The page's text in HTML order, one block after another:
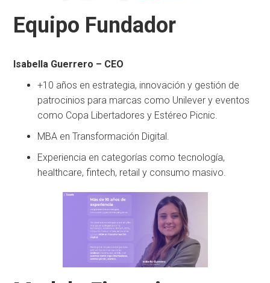
Equipo Fundador
Isabella Guerrero – CEO
+10 años en estrategia, innovación y gestión de
patrocinios para marcas como Unilever y eventos
como Copa Libertadores y Estéreo Picnic.
MBA en Transformación Digital.
Experiencia en categorías como tecnología,
healthcare, fintech, retail y consumo masivo.